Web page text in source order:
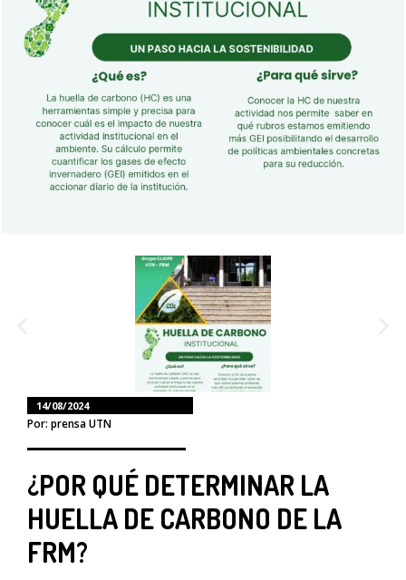
14/08/2024
Por: prensa UTN
¿POR QUÉ DETERMINAR LA
HUELLA DE CARBONO DE LA
FRM?